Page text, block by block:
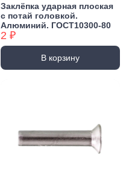
Заклёпка ударная плоская
с потай головкой.
Алюминий. ГОСТ10300-80
2 ₽
В корзину